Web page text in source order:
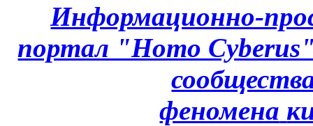
Информационно-
портал "Homo
феномена